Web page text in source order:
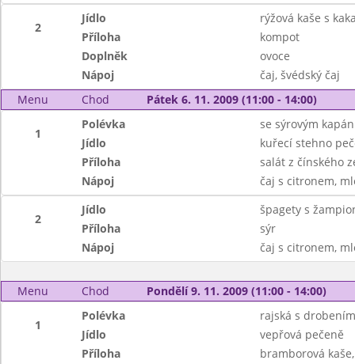
2
Jídlo
rýžová kaše s
Příloha
kompot
Doplněk
ovoce
Nápoj
čaj, švédský čaj
Menu
Chod Pátek 6. 11. 2009 (11:00 - 14:00)
1
Polévka
se sýrovým
Jídlo
kuřecí stehno
Příloha
salát z čínského
Nápoj
čaj s citronem,
2
Jídlo
špagety s
Příloha
sýr
Nápoj
čaj s citronem,
Menu Chod Pondělí 9. 11. 2009 (11:00 - 14:00)
1
Polévka
rajská s drobením
Jídlo
vepřová pečeně
Příloha
bramborová